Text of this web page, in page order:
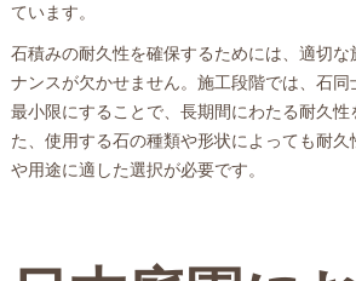
ています。
石積みの耐久性を確保するためには、適切
ナンスが欠かせません。施工段階では、石
最小限にすることで、長期間にわたる耐久性
た、使用する石の種類や形状によっても耐
や用途に適した選択が必要です。